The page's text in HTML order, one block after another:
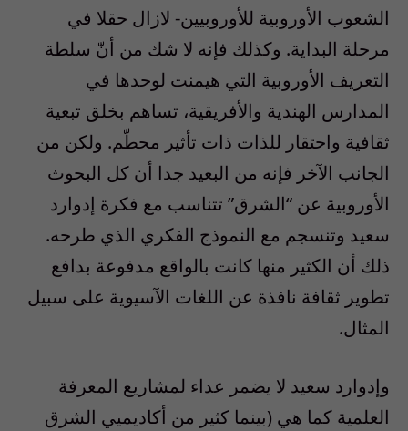
الشعوب الأوروبية للأوروبيين- لازال حقلا في
مرحلة البداية. وكذلك فإنه لا شك من أنّ سلطة
التعريف الأوروبية التي هيمنت لوحدها في
المدارس الهندية والأفريقية، تساهم بخلق تبعية
ثقافية واحتقار للذات ذات تأثير محطّم. ولكن من
الجانب الآخر فإنه من البعيد جدا أن كل البحوث
الأوروبية عن “الشرق” تتناسب مع فكرة إدوارد
سعيد وتنسجم مع النموذج الفكري الذي طرحه.
ذلك أن الكثير منها كانت بالواقع مدفوعة بدافع
تطوير ثقافة نافذة عن اللغات الآسيوية على سبيل
المثال.
وإدوارد سعيد لا يضمر عداء لمشاريع المعرفة
العلمية كما هي (بينما كثير من أكاديميي الشرق